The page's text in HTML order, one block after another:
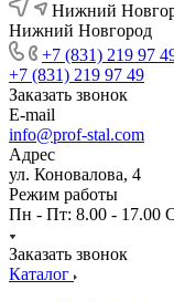
Нижний
Нижний Новгород
+7 (831) 219 97
+7 (831) 219 97 49
Заказать звонок
E-mail
info@prof-stal.com
Адрес
ул. Коновалова, 4
Режим работы
Пн - Пт: 8.00 - 17.00
Заказать звонок
Каталог